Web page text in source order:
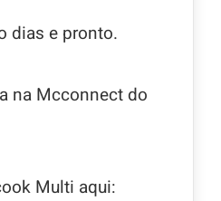
dias e pronto.
na Mcconnect do
Multi aqui: